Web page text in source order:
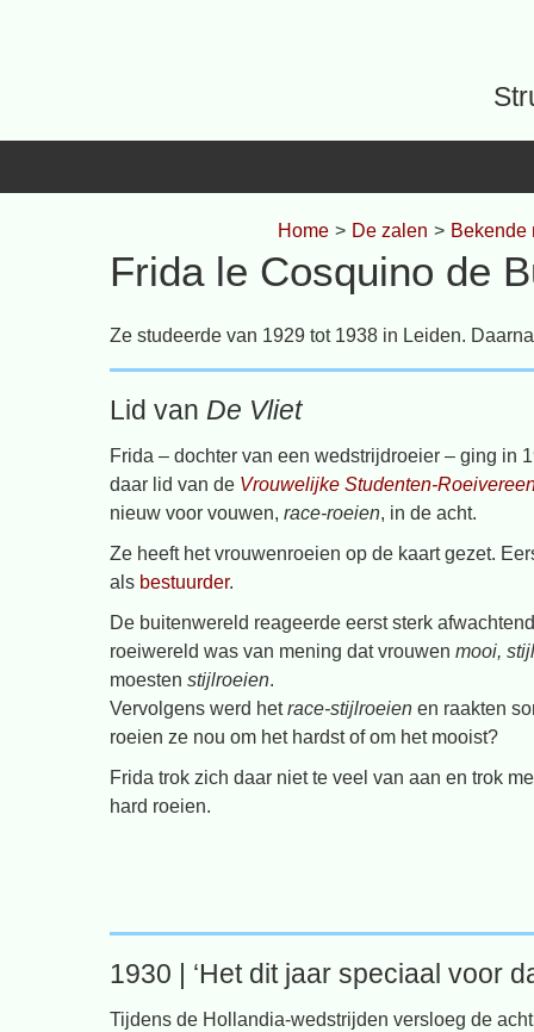
Home > De zalen > Bekende
Frida le Cosquino de
Ze studeerde van 1929 tot 1938 in Leiden.
Lid van De Vliet
Frida – dochter van een wedstrijdroeier – ging in
daar lid van de Vrouwelijke Studenten-
nieuw voor vouwen, race-roeien, in de acht.
Ze heeft het vrouwenroeien op de kaart gezet.
als bestuurder.
De buitenwereld reageerde eerst sterk
roeiwereld was van mening dat vrouwen mooi,
moesten stijlroeien.
Vervolgens werd hetrace-stijlroeien en raakten
roeien ze nou om het hardst of om het mooist?
Frida trok zich daar niet te veel van aan en trok
hard roeien.
1930 | ‘Het dit jaar speciaal voor
Tijdens de Hollandia-wedstrijden versloeg de